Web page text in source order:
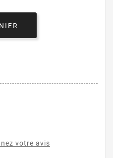
votre avis